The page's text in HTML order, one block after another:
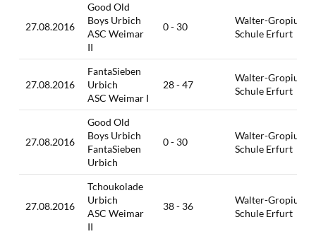
27.08.2016
Good Old
Boys Urbich
ASC Weimar
II
0 - 30
Walter-Gropius-
Schule Erfurt
27.08.2016
FantaSieben
Urbich
ASC Weimar I
28 - 47
Walter-Gropius-
Schule Erfurt
27.08.2016
Good Old
Boys Urbich
FantaSieben
Urbich
0 - 30
Walter-Gropius-
Schule Erfurt
27.08.2016
Tchoukolade
Urbich
ASC Weimar
II
38 - 36
Walter-Gropius-
Schule Erfurt